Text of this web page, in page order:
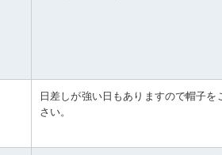
日差しが強い日もありますので帽子を
さい。